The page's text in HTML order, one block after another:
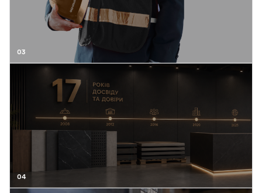
03
04